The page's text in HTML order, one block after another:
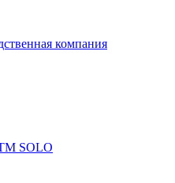
компания
SOLO